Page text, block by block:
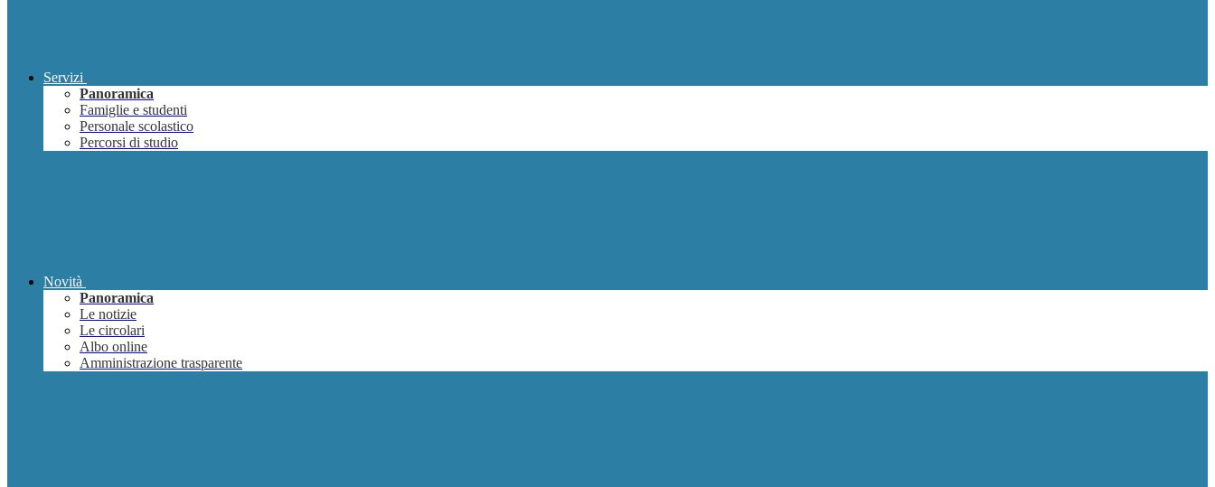
Servizi
Panoramica
Famiglie e studenti
Personale scolastico
Percorsi di studio
Novità
Panoramica
Le notizie
Le circolari
Albo online
Amministrazione trasparente